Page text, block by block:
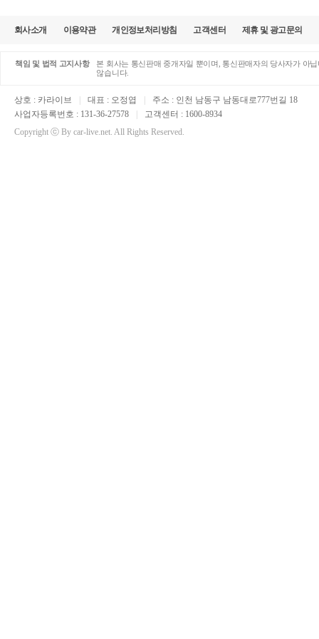
회사소개 이용약관 개인정보처리방침 고객센터 제휴 및 광고문의
책임 및 법적 고지사항
본 회사는 통신판매 중개자일 뿐이며, 통신판매자의 당사자가 아
않습니다.
상호 : 카라이브 | 대표 : 오정엽 |
주소 : 인천 남동구 남동대로777번길 18
사업자등록번호 : 131-36-27578
|
고객센터 : 1600-8934
Copyright ⓒ By car-live.net. All Rights Reserved.